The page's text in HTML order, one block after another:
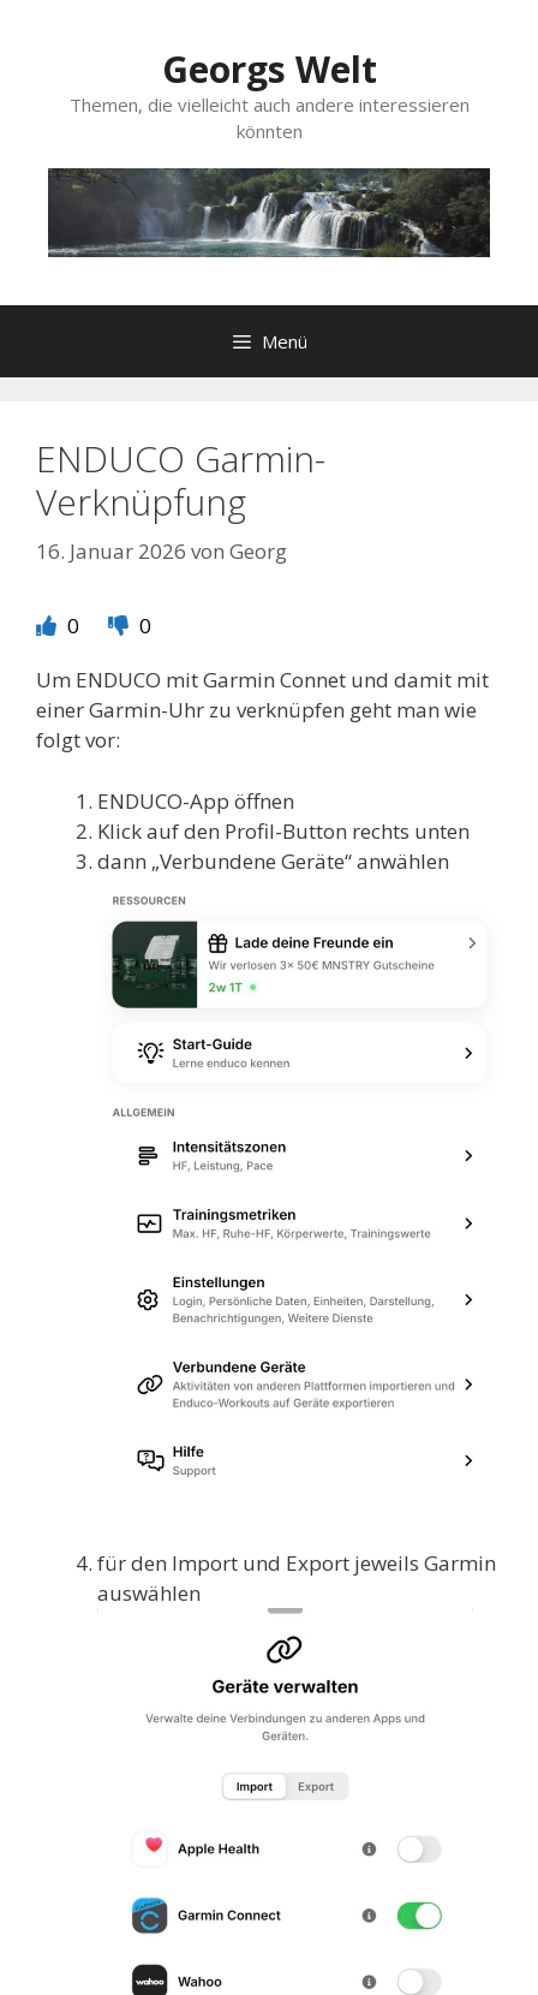
Georgs Welt
Themen, die vielleicht auch andere interessieren
könnten
Menü
ENDUCO Garmin-
Verknüpfung
16. Januar 2026 von Georg
0
0
Um ENDUCO mit Garmin Connet und damit mit
einer Garmin-Uhr zu verknüpfen geht man wie
folgt vor:
ENDUCO-App öffnen
Klick auf den Profil-Button rechts unten
dann „Verbundene Geräte“ anwählen
für den Import und Export jeweils Garmin
auswählen